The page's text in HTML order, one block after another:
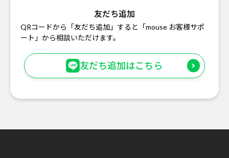
友だち追加
QRコードから「友だち追加」すると「mouse お客様サポ
ート」から相談いただけます。
友だち追加はこちら